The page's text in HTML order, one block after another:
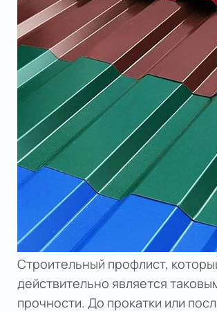
Строительный профлист,
действительно является
прочности. До прокатки или